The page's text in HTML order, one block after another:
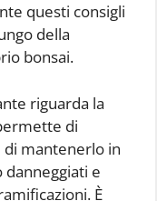
questi consigli
della
bonsai.
riguarda la
di
mantenerlo in
e
È